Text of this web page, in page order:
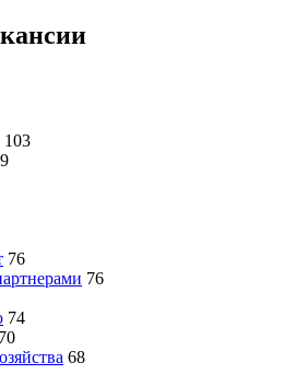
103
76
76
74
70
68